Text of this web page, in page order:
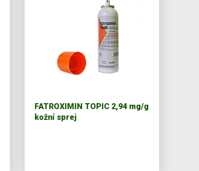
FATROXIMIN TOPIC 2,94 mg/g
kožní sprej